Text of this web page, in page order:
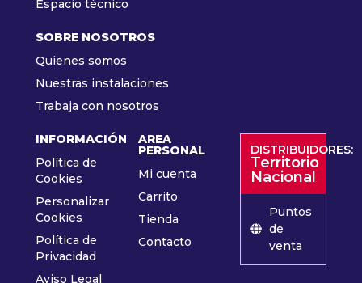
Espacio técnico
SOBRE NOSOTROS
Quienes somos
Nuestras instalaciones
Trabaja con nosotros
INFORMACIÓN
Política de
Cookies
Personalizar
Cookies
Política de
Privacidad
Aviso Legal
AREA
PERSONAL
Mi cuenta
Carrito
Tienda
Contacto
DISTRIBUIDORES:
Territorio
Nacional
Puntos
de
venta